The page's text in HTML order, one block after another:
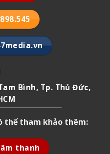
Bình, Tp. Thủ Đức,
thể tham khảo thêm:
thanh